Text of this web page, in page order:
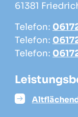
61381
Telefon:
Telefon:
Telefon: